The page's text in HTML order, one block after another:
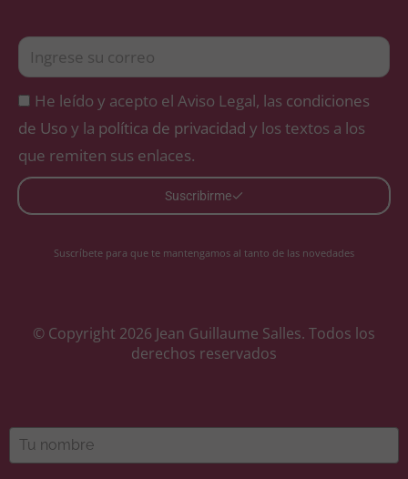
He leído y acepto el Aviso Legal, las condiciones
de Uso y la política de privacidad y los textos a los
que remiten sus enlaces.
Suscribirme
Suscríbete para que te mantengamos al tanto de las novedades
© Copyright 2026 Jean Guillaume Salles. Todos los
derechos reservados